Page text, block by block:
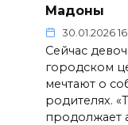
Мадоны
30.01.2026
Сейчас
городском
мечтают о
родителях.
продолжает